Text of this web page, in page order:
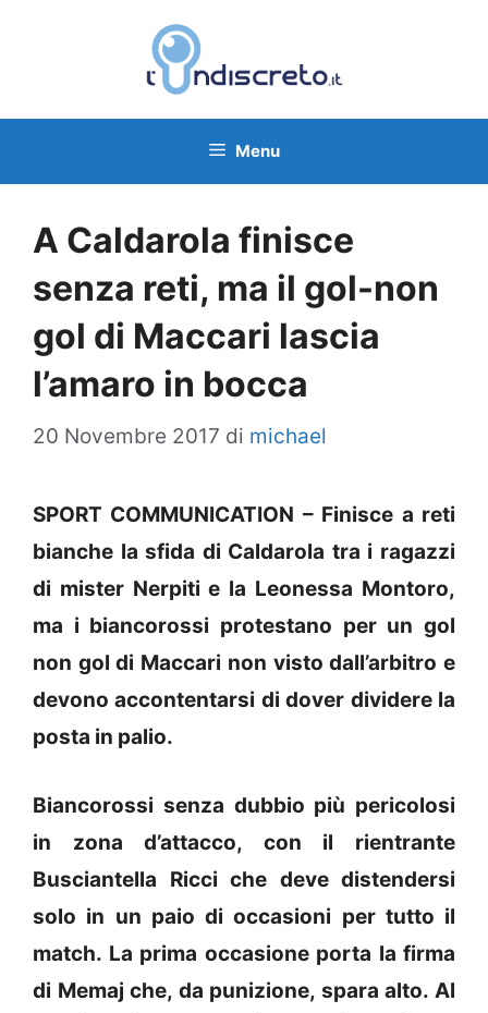
Menu
A Caldarola finisce
senza reti, ma il gol-non
gol di Maccari lascia
l’amaro in bocca
20 Novembre 2017 di michael
SPORT COMMUNICATION – Finisce a reti
bianche la sfida di Caldarola tra i ragazzi
di mister Nerpiti e la Leonessa Montoro,
ma i biancorossi protestano per un gol
non gol di Maccari non visto dall’arbitro e
devono accontentarsi di dover dividere la
posta in palio.
Biancorossi senza dubbio più pericolosi
in zona d’attacco, con il rientrante
Busciantella Ricci che deve distendersi
solo in un paio di occasioni per tutto il
match. La prima occasione porta la firma
di Memaj che, da punizione, spara alto. Al